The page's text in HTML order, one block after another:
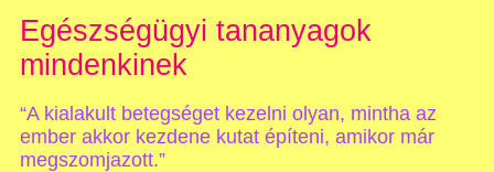
Egészségügyi tananyagok
mindenkinek
“A kialakult betegséget kezelni olyan, mintha az
ember akkor kezdene kutat építeni, amikor már
megszomjazott.”